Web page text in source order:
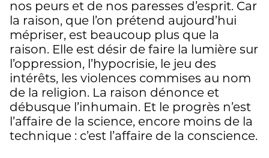
nos peurs et de nos paresses d’esprit. Car
la raison, que l’on prétend aujourd’hui
mépriser, est beaucoup plus que la
raison. Elle est désir de faire la lumière sur
l’oppression, l’hypocrisie, le jeu des
intérêts, les violences commises au nom
de la religion. La raison dénonce et
débusque l’inhumain. Et le progrès n’est
l’affaire de la science, encore moins de la
technique : c’est l’affaire de la conscience.